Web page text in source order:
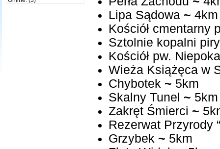
Lipa Sądowa ~ 4km
Kościół cmentarny
Sztolnie kopalni
Kościół pw.
Wieża Książęca w
Chybotek ~ 5km
Skalny Tunel ~ 5km
Zakręt Śmierci ~
Rezerwat Przyrody
Grzybek ~ 5km